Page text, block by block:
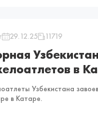
29.12.25 11719
в
Узбекистана
в Катаре.